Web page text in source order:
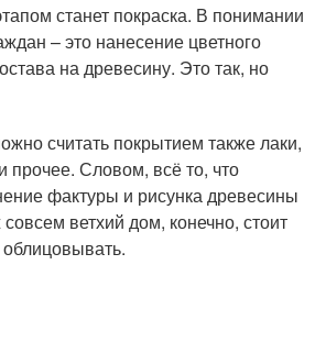
станет покраска. В понимании
– это нанесение цветного
на древесину. Это так, но
считать покрытием также лаки,
прочее. Словом, всё то, что
фактуры и рисунка древесины
ветхий дом, конечно, стоит